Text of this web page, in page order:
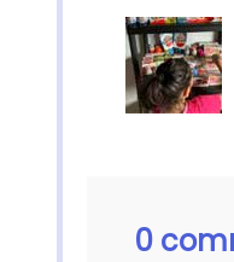
0